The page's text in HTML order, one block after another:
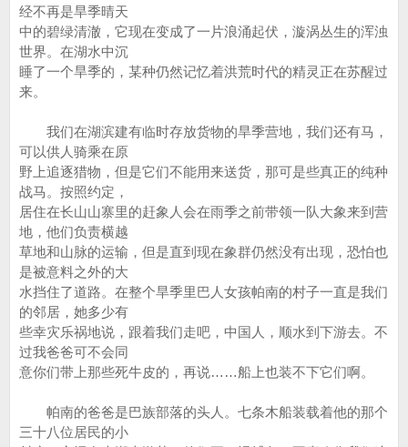
经不再是旱季晴天
中的碧绿清澈，它现在变成了一片浪涌起伏，漩涡丛生的浑浊
世界。在湖水中沉
睡了一个旱季的，某种仍然记忆着洪荒时代的精灵正在苏醒过
来。
我们在湖滨建有临时存放货物的旱季营地，我们还有马，
可以供人骑乘在原
野上追逐猎物，但是它们不能用来送货，那可是些真正的纯种
战马。按照约定，
居住在长山山寨里的赶象人会在雨季之前带领一队大象来到营
地，他们负责横越
草地和山脉的运输，但是直到现在象群仍然没有出现，恐怕也
是被意料之外的大
水挡住了道路。在整个旱季里巴人女孩帕南的村子一直是我们
的邻居，她多少有
些幸灾乐祸地说，跟着我们走吧，中国人，顺水到下游去。不
过我爸爸可不会同
意你们带上那些死牛皮的，再说……船上也装不下它们啊。
帕南的爸爸是巴族部落的头人。七条木船装载着他的那个
三十八位居民的小